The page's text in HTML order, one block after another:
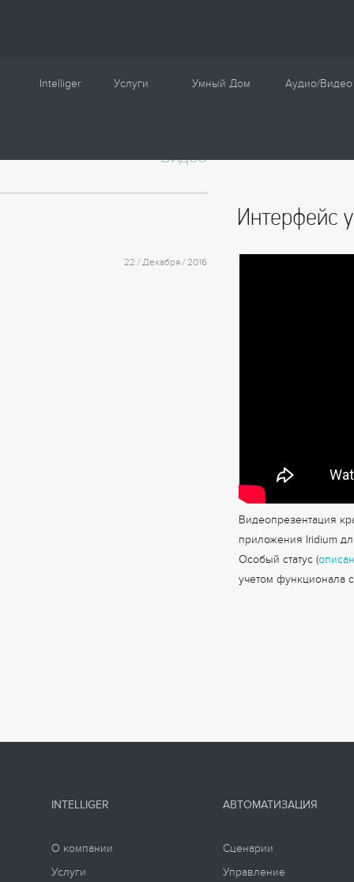
Intelliger
Партнеры
Услуги
Монтаж
Умный Дом
Управление
Аудио / Видео
Аудио/Видео
Видео
Интерфейс
22 / Декабря / 2016
Видеопрезентация
приложения Iridium
Особый статус (
учетом функционала
INTELLIGER
О компании
Услуги
АВТОМАТИЗАЦИЯ
Сценарии
Управление